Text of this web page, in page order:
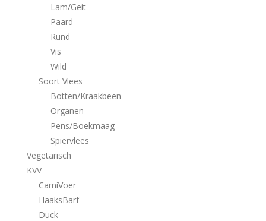
Lam/Geit
Paard
Rund
Vis
Wild
Soort Vlees
Botten/Kraakbeen
Organen
Pens/Boekmaag
Spiervlees
Vegetarisch
KVV
CarniVoer
HaaksBarf
Duck